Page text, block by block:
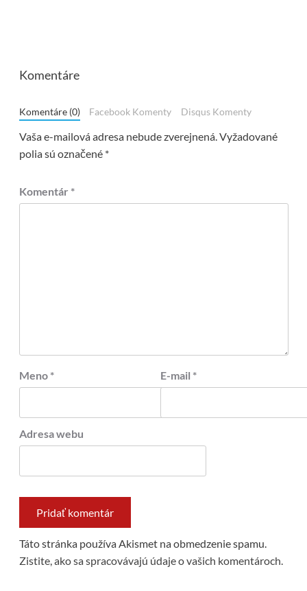
Komentáre
Komentáre (0) Facebook Komenty Disqus Komenty
Vaša e-mailová adresa nebude zverejnená.Vyžadované
polia sú označené *
Komentár *
Meno * E-mail *
Adresa webu
Táto stránka používa Akismet na obmedzenie spamu.
Zistite, ako sa spracovávajú údaje o vašich komentároch.